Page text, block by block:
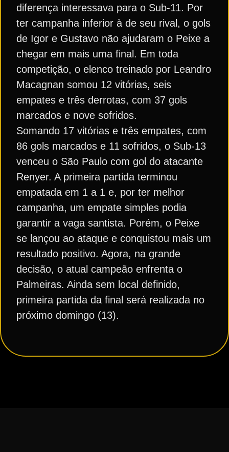
diferença interessava para o Sub-11. Por
ter campanha inferior à de seu rival, o gols
de Igor e Gustavo não ajudaram o Peixe a
chegar em mais uma final. Em toda
competição, o elenco treinado por Leandro
Macagnan somou 12 vitórias, seis
empates e três derrotas, com 37 gols
marcados e nove sofridos.
Somando 17 vitórias e três empates, com
86 gols marcados e 11 sofridos, o Sub-13
venceu o São Paulo com gol do atacante
Renyer. A primeira partida terminou
empatada em 1 a 1 e, por ter melhor
campanha, um empate simples podia
garantir a vaga santista. Porém, o Peixe
se lançou ao ataque e conquistou mais um
resultado positivo. Agora, na grande
decisão, o atual campeão enfrenta o
Palmeiras. Ainda sem local definido,
primeira partida da final será realizada no
próximo domingo (13).